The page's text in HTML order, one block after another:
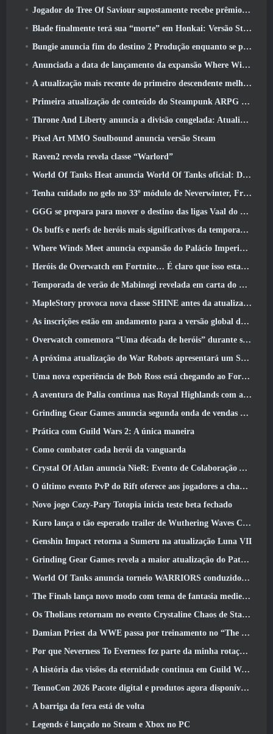
Jogador do Tree Of Saviour supostamente recebe prêmio especial por gastar US$ 100 mil no jogo
Blade finalmente terá sua “morte” em Honkai: Versão Star Rail 4.3
Bungie anuncia fim do destino 2 Produção enquanto se preparam para trabalhar em novos projetos
Anunciada a data de lançamento da expansão Where Winds Meet “Imperial Palace”
A atualização mais recente do primeiro descendente melhora o ciclo agrícola e atualiza o modo Onslaught
Primeira atualização de conteúdo do Steampunk ARPG Crystalfall para abordar “principais preocupações dos jogadores”
Throne And Liberty anuncia a divisão congelada: Atualização Nix
Pixel Art MMO Soulbound anuncia versão Steam
Raven2 revela revela classe “Warlord”
World Of Tanks Heat anuncia World Of Tanks oficial: Data de lançamento do HEAT
Tenha cuidado no gelo no 33º módulo de Neverwinter, Frio cortante
GGG se prepara para mover o destino das ligas Vaal do Path Of Exile 2 antes do lançamento do Return Of The Ancients
Os buffs e nerfs de heróis mais significativos da temporada 8
Where Winds Meet anuncia expansão do Palácio Imperial e compartilha um roteiro de conteúdo “massivo”
Heróis de Overwatch em Fortnite… É claro que isso estava prestes a acontecer
Temporada de verão de Mabinogi revelada em carta do produtor
MapleStory provoca nova classe SHINE antes da atualização de junho
As inscrições estão em andamento para a versão global do ‘Teste de Prólogo’ Limit Zero Breakers da NCSoft
Overwatch comemora “Uma década de heróis” durante seu 10º aniversário
A próxima atualização do War Robots apresentará um Sniper inspirado em Lovecraft
Uma nova experiência de Bob Ross está chegando ao Fortnite
A aventura de Palia continua nas Royal Highlands com a atualização de hoje
Grinding Gear Games anuncia segunda onda de vendas de ingressos ExileCon
Prática com Guild Wars 2: A única maneira
Como combater cada herói da vanguarda
Crystal Of Atlan anuncia NieR: Evento de Colaboração Automata
O último evento PvP do Rift oferece aos jogadores a chance de ganhar até 4000 Créditos e um novo título
Novo jogo Cozy-Pary Totopia inicia teste beta fechado
Kuro lança o tão esperado trailer de Wuthering Waves Cyberpunk: Crossover de Edgerunners
Genshin Impact retorna a Sumeru na atualização Luna VII
Grinding Gear Games revela a maior atualização do Path Of Exile II até agora, Retorno dos Antigos
World Of Tanks anuncia torneio WARRIORS conduzido pela comunidade
The Finals lança novo modo com tema de fantasia medieval ‘Dragon’s Claim’
Os Tholians retornam no evento Crystaline Chaos de Star Trek Online
Damian Priest da WWE passa por treinamento no “The Loot Camp” no trailer de ação ao vivo do Burst Fest da Delta Force
Por que Neverness To Everness fez parte da minha rotação, Por agora
A história das visões da eternidade continua em Guild Wars 2 Próxima semana
TennoCon 2026 Pacote digital e produtos agora disponíveis para compra
A barriga da fera está de volta
Legends é lançado no Steam e Xbox no PC